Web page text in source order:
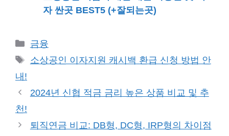
자 싼곳 BEST5 (+잘되는곳)
카
테
금융
태
소상공인 이자지원 캐시백 환급 신청 방법 안
내!
2024년 신협 적금 금리 높은 상품 비교 및 추
천!
퇴직연금 비교: DB형, DC형, IRP형의 차이점